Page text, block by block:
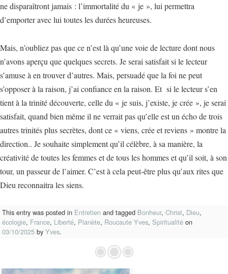
ne disparaîtront jamais : l’immortalité du « je », lui permettra
d’emporter avec lui toutes les durées heureuses.
Mais, n’oubliez pas que ce n’est là qu’une voie de lecture dont nous
n’avons aperçu que quelques secrets. Je serai satisfait si le lecteur
s’amuse à en trouver d’autres. Mais, persuadé que la foi ne peut
s’opposer à la raison, j’ai confiance en la raison. Et si le lecteur s’en
tient à la trinité découverte, celle du « je suis, j’existe, je crée », je serai
satisfait, quand bien même il ne verrait pas qu’elle est un écho de trois
autres trinités plus secrètes, dont ce « viens, crée et reviens » montre la
direction.. Je souhaite simplement qu’il célèbre, à sa manière, la
créativité de toutes les femmes et de tous les hommes et qu’il soit, à son
tour, un passeur de l’aimer. C’est à cela peut-être plus qu’aux rites que
Dieu reconnaitra les siens.
This entry was posted in Entretien and tagged Bonheur, Christ, Dieu,
écologie, France, Liberté, Planète, Roucaute Yves, Spiritualité on
03/10/2025 by Yves.